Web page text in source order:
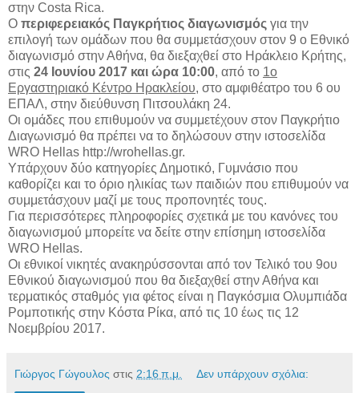
στην Costa Rica.
O περιφερειακός Παγκρήτιος διαγωνισμός για την
επιλογή των ομάδων που θα συμμετάσχουν στον 9 ο Εθνικό
διαγωνισμό στην Αθήνα, θα διεξαχθεί στο Ηράκλειο Κρήτης,
στις 24 Ιουνίου 2017 και ώρα 10:00, από το 1o
Εργαστηριακό Κέντρο Ηρακλείου, στο αμφιθέατρο του 6 ου
ΕΠΑΛ, στην διεύθυνση Πιτσουλάκη 24.
Οι ομάδες που επιθυμούν να συμμετέχουν στον Παγκρήτιο
Διαγωνισμό θα πρέπει να το δηλώσουν στην ιστοσελίδα
WRO Hellas http://wrohellas.gr.
Υπάρχουν δύο κατηγορίες Δημοτικό, Γυμνάσιο που
καθορίζει και το όριο ηλικίας των παιδιών που επιθυμούν να
συμμετάσχουν μαζί με τους προπονητές τους.
Για περισσότερες πληροφορίες σχετικά με του κανόνες του
διαγωνισμού μπορείτε να δείτε στην επίσημη ιστοσελίδα
WRO Hellas.
Οι εθνικοί νικητές ανακηρύσσονται από τον Τελικό του 9ου
Εθνικού διαγωνισμού που θα διεξαχθεί στην Αθήνα και
τερματικός σταθμός για φέτος είναι η Παγκόσμια Ολυμπιάδα
Ρομποτικής στην Κόστα Ρίκα, από τις 10 έως τις 12
Νοεμβρίου 2017.
Γιώργος Γώγουλος στις 2:16 π.μ. Δεν υπάρχουν σχόλια: